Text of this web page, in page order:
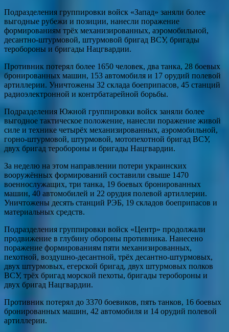
Подразделения группировки войск «Запад» заняли более
выгодные рубежи и позиции, нанесли поражение
формированиям трёх механизированных, аэромобильной,
десантно-штурмовой, штурмовой бригад ВСУ, бригады
теробороны и бригады Нацгвардии.
Противник потерял более 1650 человек, два танка, 28 боевых
бронированных машин, 153 автомобиля и 17 орудий полевой
артиллерии. Уничтожены 32 склада боеприпасов, 45 станций
радиоэлектронной и контрбатарейной борьбы.
Подразделения Южной группировки войск заняли более
выгодное тактическое положение, нанесли поражение живой
силе и технике четырёх механизированных, аэромобильной,
горно-штурмовой, штурмовой, мотопехотной бригад ВСУ,
двух бригад теробороны и бригады Нацгвардии.
За неделю на этом направлении потери украинских
вооружённых формирований составили свыше 1470
военнослужащих, три танка, 19 боевых бронированных
машин, 40 автомобилей и 22 орудия полевой артиллерии.
Уничтожены десять станций РЭБ, 19 складов боеприпасов и
материальных средств.
Подразделения группировки войск «Центр» продолжали
продвижение в глубину обороны противника. Нанесено
поражение формированиям пяти механизированных,
пехотной, воздушно-десантной, трёх десантно-штурмовых,
двух штурмовых, егерской бригад, двух штурмовых полков
ВСУ, трёх бригад морской пехоты, бригады теробороны и
двух бригад Нацгвардии.
Противник потерял до 3370 боевиков, пять танков, 16 боевых
бронированных машин, 42 автомобиля и 14 орудий полевой
артиллерии.